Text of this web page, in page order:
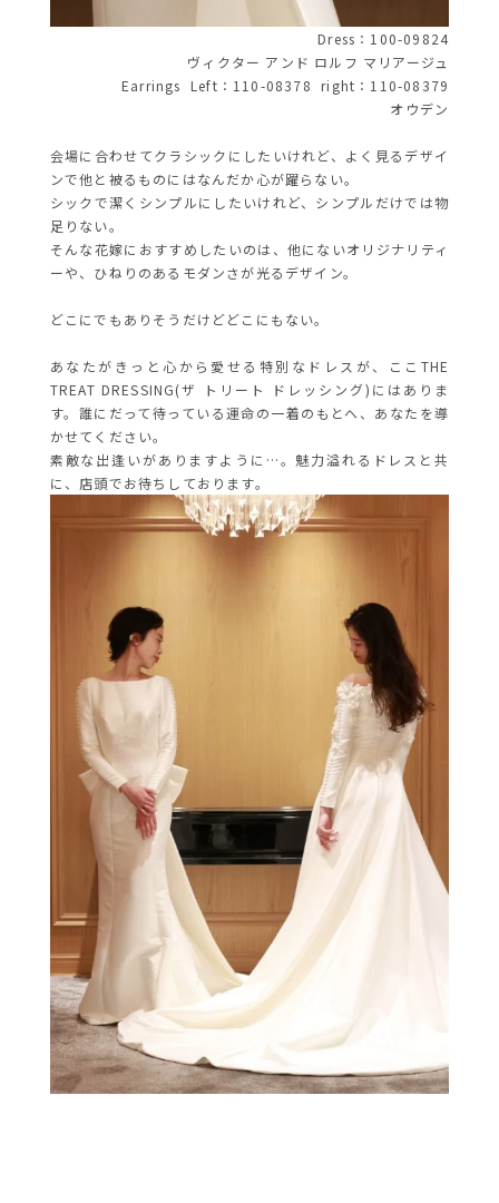
Dress：100-09824
ヴィクター アンド ロルフ マリアージュ
Earrings Left：110-08378 right：110-08379
オウデン
会場に合わせてクラシックにしたいけれど、よく見るデザイ
ンで他と被るものにはなんだか心が躍らない。
シックで潔くシンプルにしたいけれど、シンプルだけでは物
足りない。
そんな花嫁におすすめしたいのは、他にないオリジナリティ
ーや、ひねりのあるモダンさが光るデザイン。
どこにでもありそうだけどどこにもない。
あなたがきっと心から愛せる特別なドレスが、ここTHE
TREAT DRESSING(ザ トリート ドレッシング)にはありま
す。誰にだって待っている運命の一着のもとへ、あなたを導
かせてください。
素敵な出逢いがありますように…。魅力溢れるドレスと共
に、店頭でお待ちしております。